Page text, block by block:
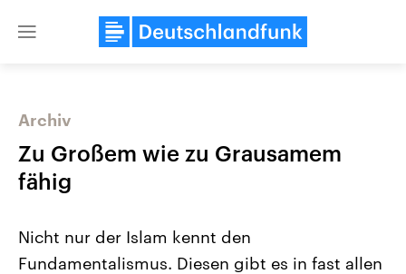
Close
Archiv
Zu Großem wie zu Grausamem
fähig
Nicht nur der Islam kennt den
Fundamentalismus. Diesen gibt es in fast allen